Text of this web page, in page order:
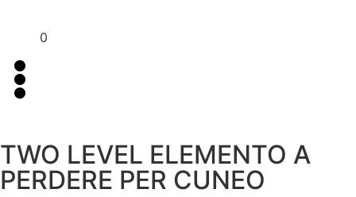
0
TWO LEVEL ELEMENTO A
PERDERE PER CUNEO